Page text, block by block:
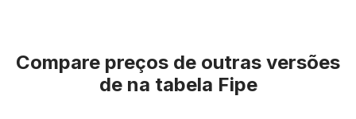
Compare preços de outras versões
de na tabela Fipe